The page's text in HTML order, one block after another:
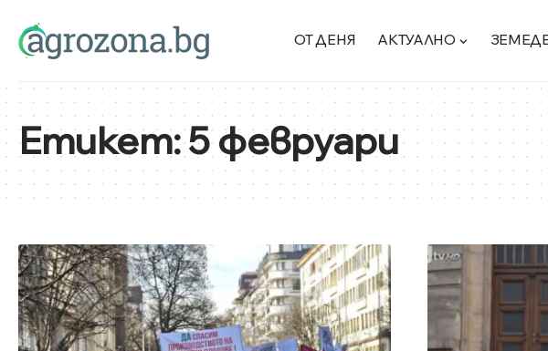
ОТ ДЕНЯ АКТУАЛНО
Етикет:5 февруари